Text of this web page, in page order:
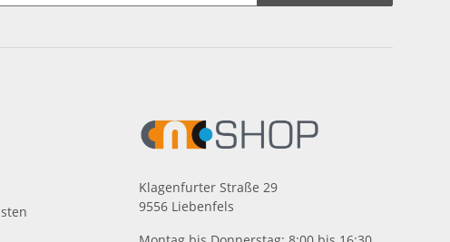
Klagenfurter Straße 29
9556 Liebenfels